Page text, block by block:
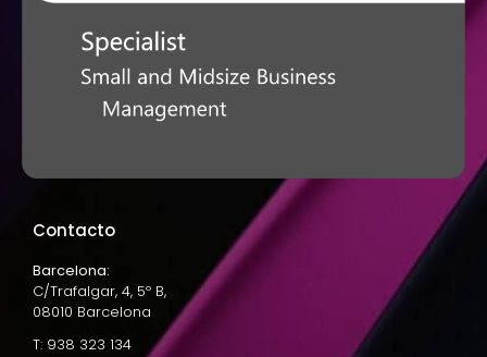
Contacto
Barcelona:
C/Trafalgar, 4, 5º B,
08010 Barcelona
T: 938 323 134